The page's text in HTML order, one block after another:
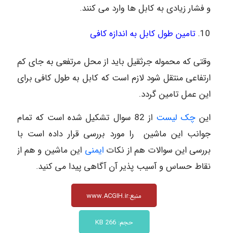
و فشار زیادی به کابل ها وارد می کنند.
تامین طول کابل به اندازه کافی
وقتی که محموله جرثقیل باید از محل مرتفعی به جای کم
ارتفاعی منتقل شود لازم است که کابل به طول کافی برای
این عمل تامین گردد.
این چک لیست
از 82 سوال تشکیل شده است که تمام
جوانب این ماشین را مورد بررسی قرار داده است با
بررسی این سوالات هم از نکاتایمنی این ماشین و هم از
نقاط حساس و آسیب پذیر آن آگاهی پیدا می کنید.
منبع:www.ACGIH.ir
حجم: 266 KB